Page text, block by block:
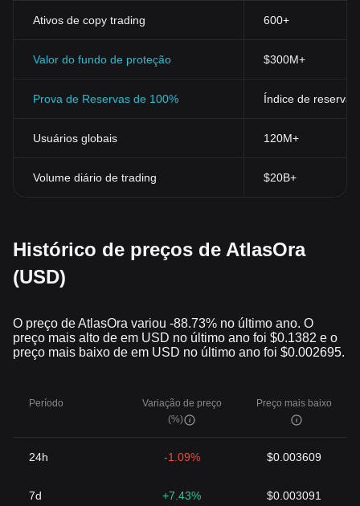
Ativos de copy trading 600+
Valor do fundo de proteção $300M+
Prova de Reservas de 100% Índice de
Usuários globais 120M+
Volume diário de trading $20B+
Histórico de preços de AtlasOra
(USD)
O preço de AtlasOra variou -88.73% no último ano. O
preço mais alto de em USD no último ano foi $0.1382 e o
preço mais baixo de em USD no último ano foi $0.002695.
Período
Variação de preço
(%)
Preço mais baixo
24h -1.09% $0.003609
7d +7.43% $0.003091